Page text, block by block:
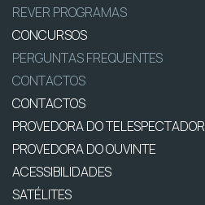
REVER PROGRAMAS
CONCURSOS
PERGUNTAS FREQUENTES
CONTACTOS
CONTACTOS
PROVEDORA DO TELESPECTADOR
PROVEDORA DO OUVINTE
ACESSIBILIDADES
SATÉLITES